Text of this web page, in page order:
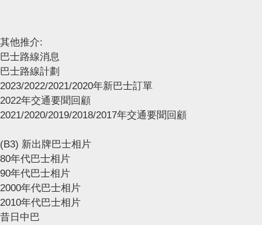
其他推介:
巴士路線消息
巴士路線計劃
2023/2022/2021/2020年新巴士訂單
2022年交通要聞回顧
2021/2020/2019/2018/2017年交通要聞回顧
(B3) 新出牌巴士相片
80年代巴士相片
90年代巴士相片
2000年代巴士相片
2010年代巴士相片
昔日中巴